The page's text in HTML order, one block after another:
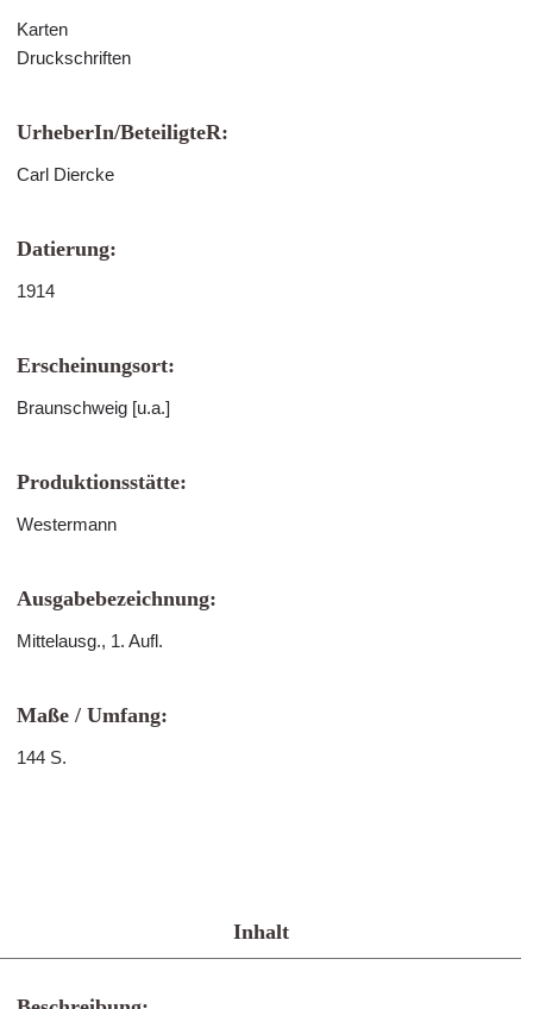
Karten
Druckschriften
UrheberIn/BeteiligteR:
Carl Diercke
Datierung:
1914
Erscheinungsort:
Braunschweig [u.a.]
Produktionsstätte:
Westermann
Ausgabebezeichnung:
Mittelausg., 1. Aufl.
Maße / Umfang:
144 S.
Inhalt